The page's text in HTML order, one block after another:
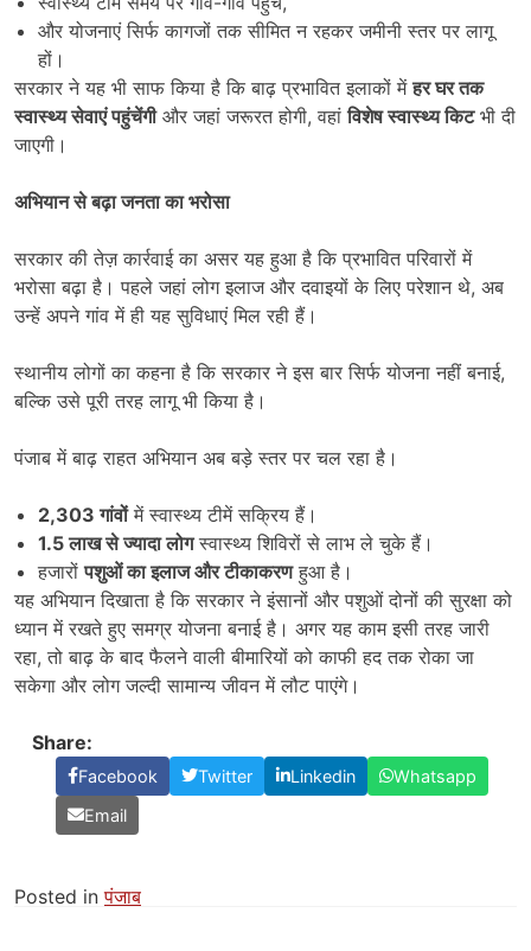
और योजनाएं सिर्फ कागजों तक सीमित न रहकर जमीनी स्तर पर लागू
हों।
सरकार ने यह भी साफ किया है कि बाढ़ प्रभावित इलाकों मेंहर घर तक
स्वास्थ्य सेवाएं पहुंचेंगीऔर जहां जरूरत होगी, वहांविशेष स्वास्थ्य किटभी दी
जाएगी।
अभियान से बढ़ा जनता का भरोसा
सरकार की तेज़ कार्रवाई का असर यह हुआ है कि प्रभावित परिवारों में
भरोसा बढ़ा है। पहले जहां लोग इलाज और दवाइयों के लिए परेशान थे, अब
उन्हें अपने गांव में ही यह सुविधाएं मिल रही हैं।
स्थानीय लोगों का कहना है कि सरकार ने इस बार सिर्फ योजना नहीं बनाई,
बल्कि उसे पूरी तरह लागू भी किया है।
पंजाब में बाढ़ राहत अभियान अब बड़े स्तर पर चल रहा है।
2,303गांवोंमें स्वास्थ्य टीमें सक्रिय हैं।
1.5लाख से ज्यादा लोगस्वास्थ्य शिविरों से लाभ ले चुके हैं।
हजारोंपशुओं का इलाज और टीकाकरणहुआ है।
यह अभियान दिखाता है कि सरकार ने इंसानों और पशुओं दोनों की सुरक्षा को
ध्यान में रखते हुए समग्र योजना बनाई है। अगर यह काम इसी तरह जारी
रहा, तो बाढ़ के बाद फैलने वाली बीमारियों को काफी हद तक रोका जा
सकेगा और लोग जल्दी सामान्य जीवन में लौट पाएंगे।
Share:
Facebook Twitter Linkedin
Whatsapp
Email
Posted inपंजाब